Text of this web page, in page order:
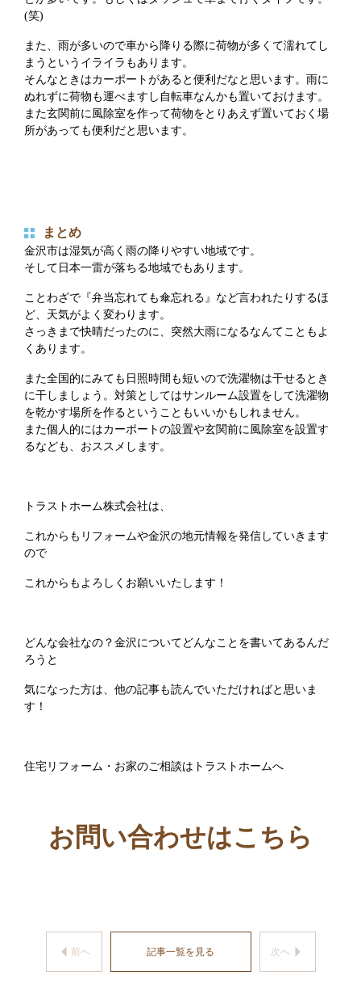
(笑)
また、雨が多いので車から降りる際に荷物が多くて濡れてし
まうというイライラもあります。
そんなときはカーポートがあると便利だなと思います。雨に
ぬれずに荷物も運べますし自転車なんかも置いておけます。
また玄関前に風除室を作って荷物をとりあえず置いておく場
所があっても便利だと思います。
まとめ
金沢市は湿気が高く雨の降りやすい地域です。
そして日本一雷が落ちる地域でもあります。
ことわざで『弁当忘れても傘忘れる』など言われたりするほ
ど、天気がよく変わります。
さっきまで快晴だったのに、突然大雨になるなんてこともよ
くあります。
また全国的にみても日照時間も短いので洗濯物は干せるとき
に干しましょう。対策としてはサンルーム設置をして洗濯物
を乾かす場所を作るということもいいかもしれません。
また個人的にはカーポートの設置や玄関前に風除室を設置す
るなども、おススメします。
トラストホーム株式会社は、
これからもリフォームや金沢の地元情報を発信していきます
ので
これからもよろしくお願いいたします！
どんな会社なの？金沢についてどんなことを書いてあるんだ
ろうと
気になった方は、他の記事も読んでいただければと思いま
す！
住宅リフォーム・お家のご相談はトラストホームへ
お問い合わせはこちら
arrow_left前へ 記事一覧を見る 次へarrow_right